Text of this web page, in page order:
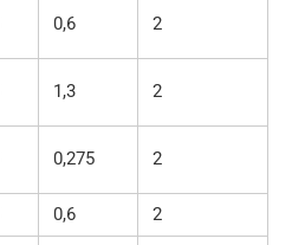
0,6 2
1,3 2
0,275 2
0,6
2